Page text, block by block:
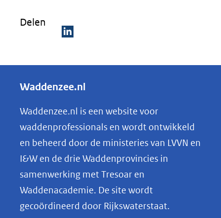
Delen
e
e
n
o
p
k
e
Waddenzee.nl
Waddenzee.nl is een website voor
waddenprofessionals en wordt ontwikkeld
en beheerd door de ministeries van LVVN en
I&W en de drie Waddenprovincies in
samenwerking met Tresoar en
Waddenacademie. De site wordt
gecoördineerd door Rijkswaterstaat.